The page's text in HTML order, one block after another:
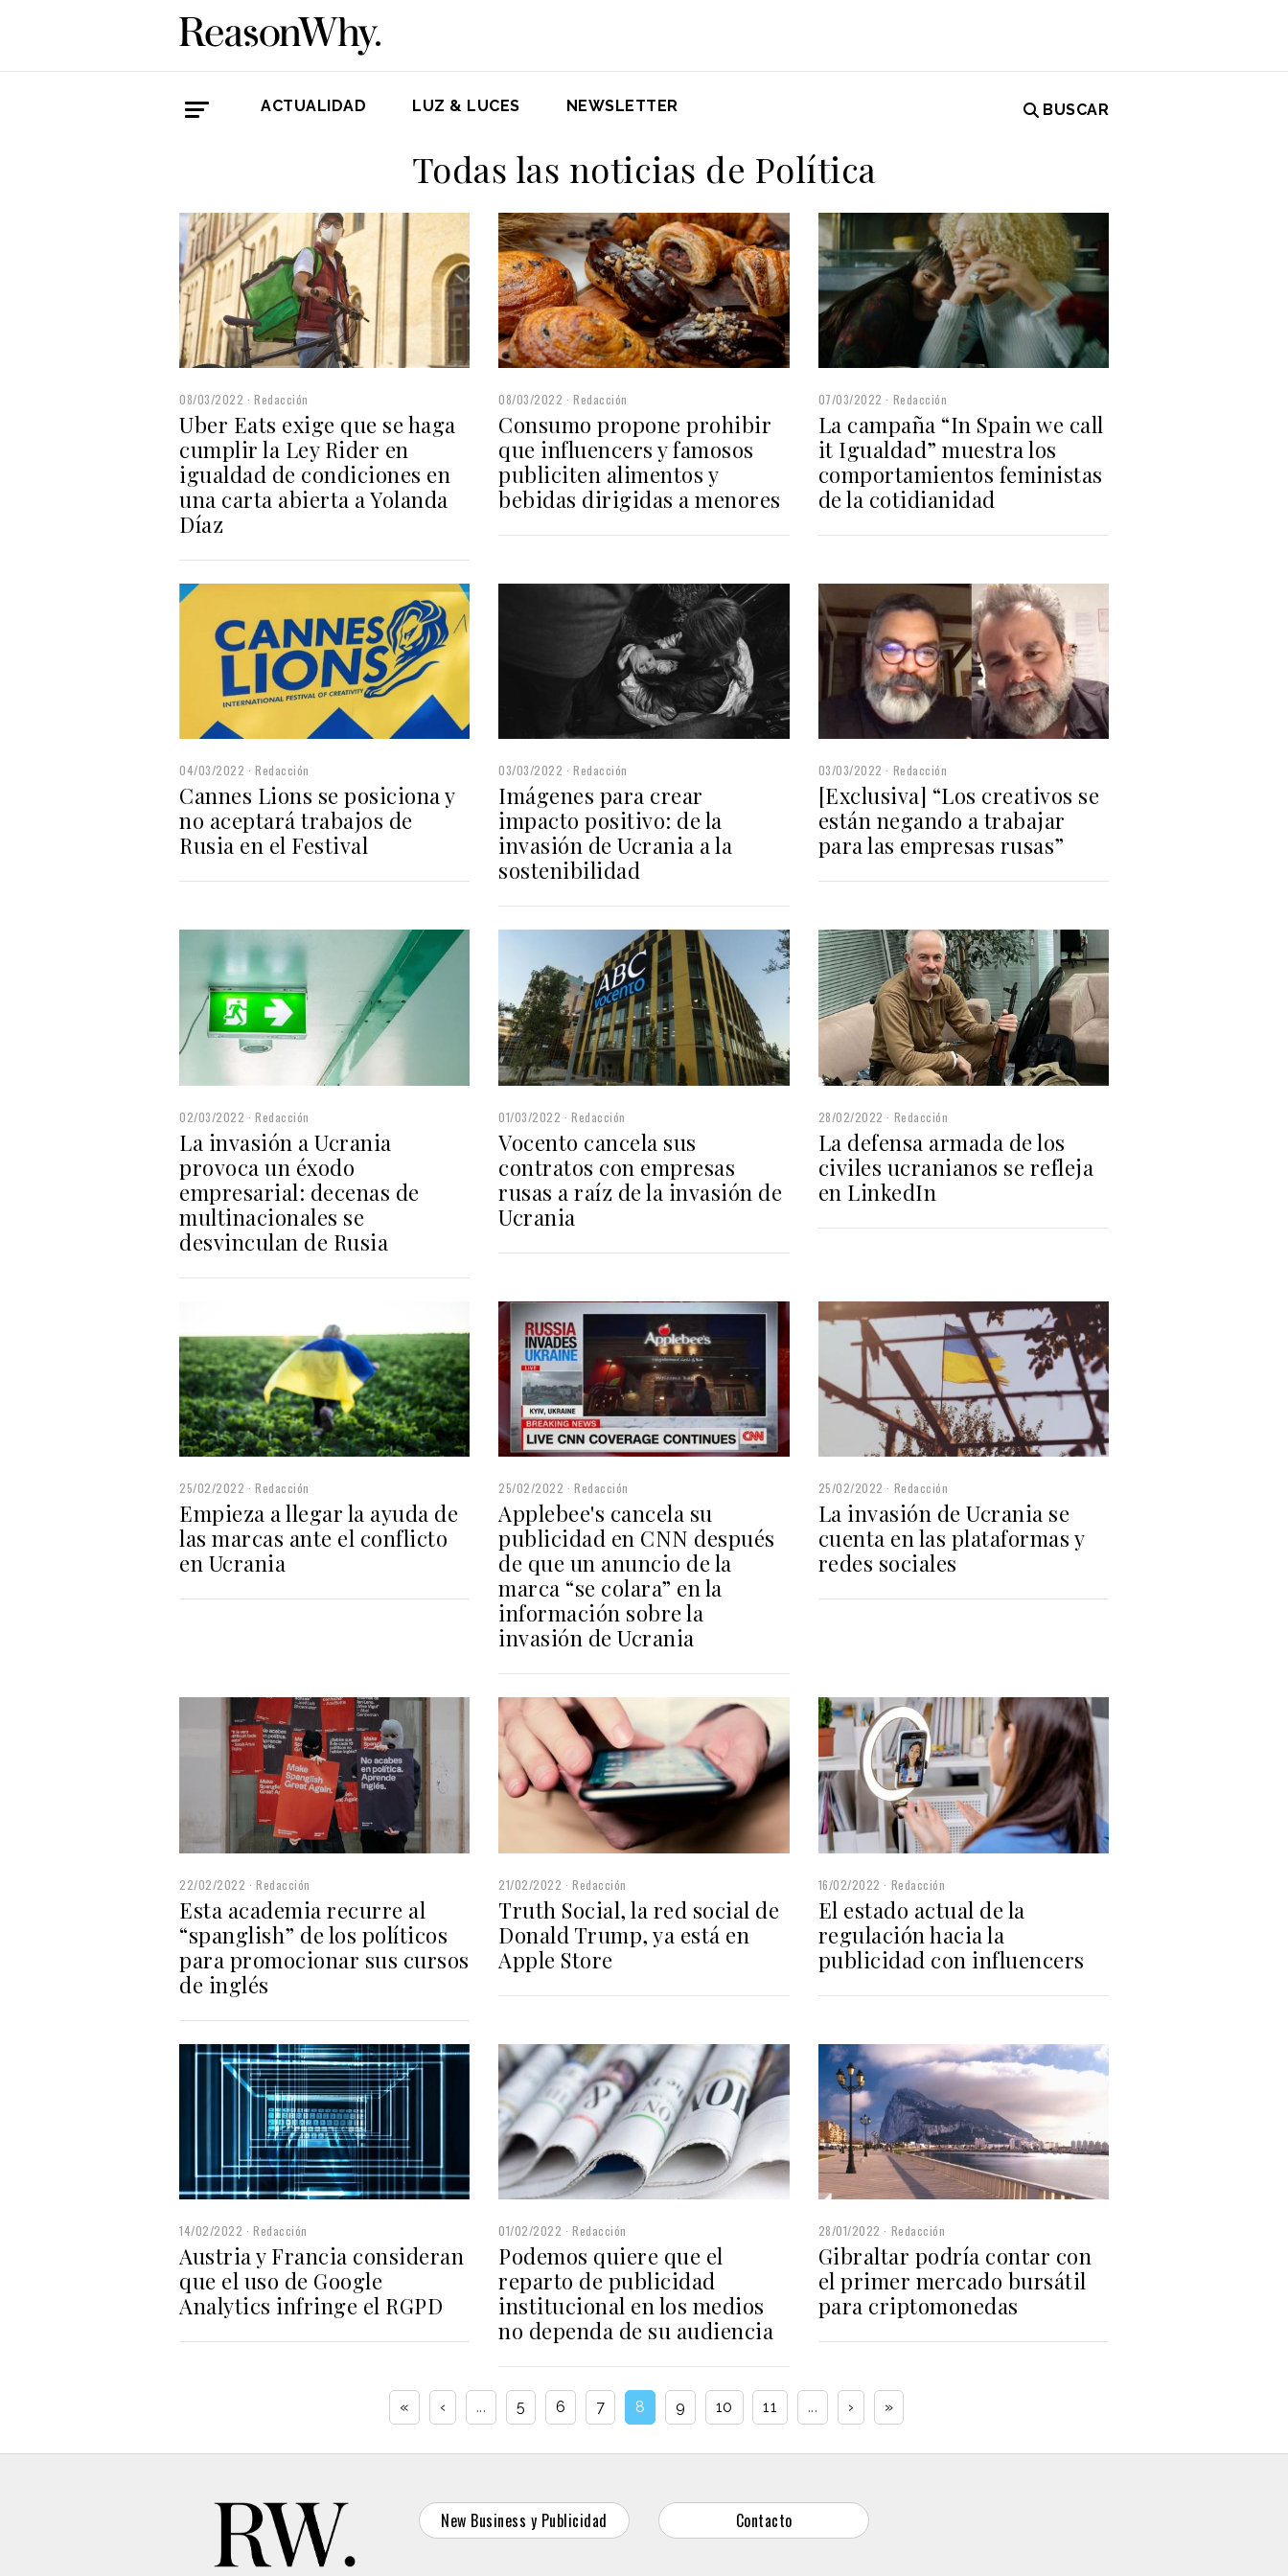
ACTUALIDAD LUZ & LUCES NEWSLETTER BUSCAR
Todas las noticias de Política
08/03/2022 Redacción
Uber Eats exige que se haga
cumplir la Ley Rider en
igualdad de condiciones en
una carta abierta a Yolanda
Díaz
08/03/2022 Redacción
Consumo propone prohibir
que influencers y famosos
publiciten alimentos y
bebidas dirigidas a menores
07/03/2022 Redacción
La campaña “In Spain we call
it Igualdad” muestra los
comportamientos feministas
de la cotidianidad
04/03/2022 Redacción
Cannes Lions se posiciona y
no aceptará trabajos de
Rusia en el Festival
03/03/2022 Redacción
Imágenes para crear
impacto positivo: de la
invasión de Ucrania a la
sostenibilidad
03/03/2022 Redacción
[Exclusiva] “Los creativos se
están negando a trabajar
para las empresas rusas”
02/03/2022 Redacción
La invasión a Ucrania
provoca un éxodo
empresarial: decenas de
multinacionales se
desvinculan de Rusia
01/03/2022 Redacción
Vocento cancela sus
contratos con empresas
rusas a raíz de la invasión de
Ucrania
28/02/2022 Redacción
La defensa armada de los
civiles ucranianos se refleja
en LinkedIn
25/02/2022 Redacción
Empieza a llegar la ayuda de
las marcas ante el conflicto
en Ucrania
25/02/2022 Redacción
Applebee's cancela su
publicidad en CNN después
de que un anuncio de la
marca “se colara” en la
información sobre la
invasión de Ucrania
25/02/2022 Redacción
La invasión de Ucrania se
cuenta en las plataformas y
redes sociales
22/02/2022 Redacción
Esta academia recurre al
“spanglish” de los políticos
para promocionar sus cursos
de inglés
21/02/2022 Redacción
Truth Social, la red social de
Donald Trump, ya está en
Apple Store
16/02/2022 Redacción
El estado actual de la
regulación hacia la
publicidad con influencers
14/02/2022 Redacción
Austria y Francia consideran
que el uso de Google
Analytics infringe el RGPD
01/02/2022 Redacción
Podemos quiere que el
reparto de publicidad
institucional en los medios
no dependa de su audiencia
28/01/2022 Redacción
Gibraltar podría contar con
el primer mercado bursátil
para criptomonedas
« ‹ ... 5 6 7 8 9 10 11 ... › »
New Business y Publicidad Contacto